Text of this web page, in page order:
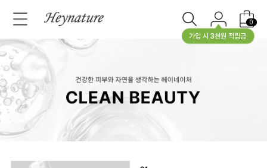
가입 시 3천원 적립금
0